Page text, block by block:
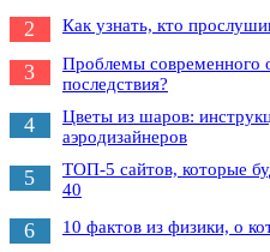
2 Как узнать, кто
3
Проблемы современного
последствия?
4
Цветы из шаров:
аэродизайнеров
5
ТОП-5 сайтов, которые
40
6 10 фактов из физики, о